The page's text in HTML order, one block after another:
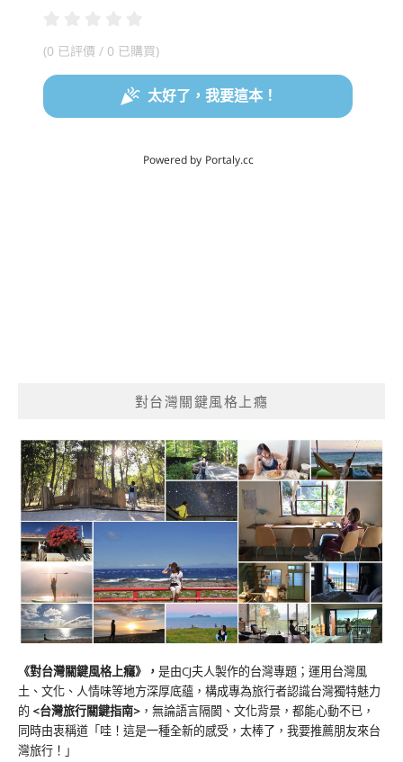
對台灣關鍵風格上癮
《對台灣關鍵風格上癮》 ， 是由CJ夫人製作的台灣專題；運用台灣風
土、文化、人情味等地方深厚底蘊，構成專為旅行者認識台灣獨特魅力
的 <台灣旅行關鍵指南> ，無論語言隔閡、文化背景，都能心動不已，
同時由衷稱道「哇！這是一種全新的感受，太棒了，我要推薦朋友來台
灣旅行！」